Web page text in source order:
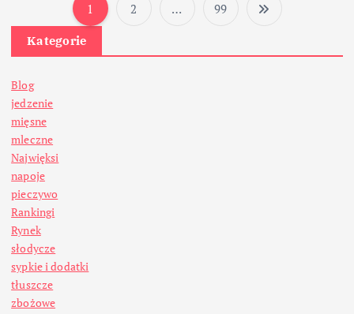
S
t
1 2 … 99
Kategorie
Blog
jedzenie
mięsne
mleczne
Najwięksi
napoje
pieczywo
Rankingi
Rynek
słodycze
sypkie i dodatki
tłuszcze
zbożowe